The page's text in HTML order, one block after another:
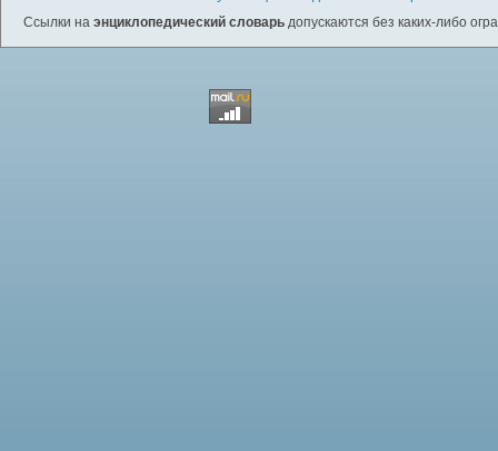
Ссылки на энциклопедический словарь допускаются без каких-либо